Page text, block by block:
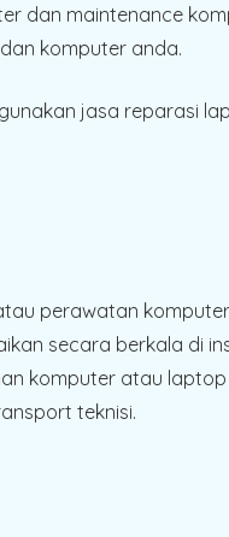
dan maintenance
komputer anda.
jasa reparasi
perawatan
secara berkala di
komputer atau
teknisi.